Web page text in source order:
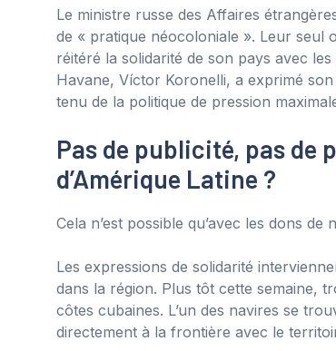
Le ministre russe des Affaires
de « pratique néocoloniale ». Leur seul
réitéré la solidarité de son pays avec les
Havane, Víctor Koronelli, a exprimé
tenu de la politique de pression
Pas de publicité, pas de
d’Amérique Latine ?
Cela n’est possible qu’avec les dons
Les expressions de solidarité
dans la région. Plus tôt cette semaine,
côtes cubaines. L’un des navires se
directement à la frontière avec le